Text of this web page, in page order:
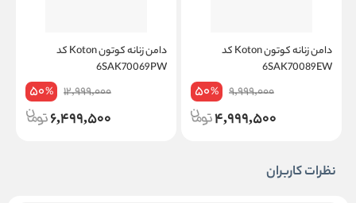
دامن زنانه کوتون Koton کد
6SAK70089EW
9,999,000
50%
4,999,500
دامن زنانه کوتون Koton کد
6SAK70069PW
12,999,000
50%
6,499,500
نظرات کاربران